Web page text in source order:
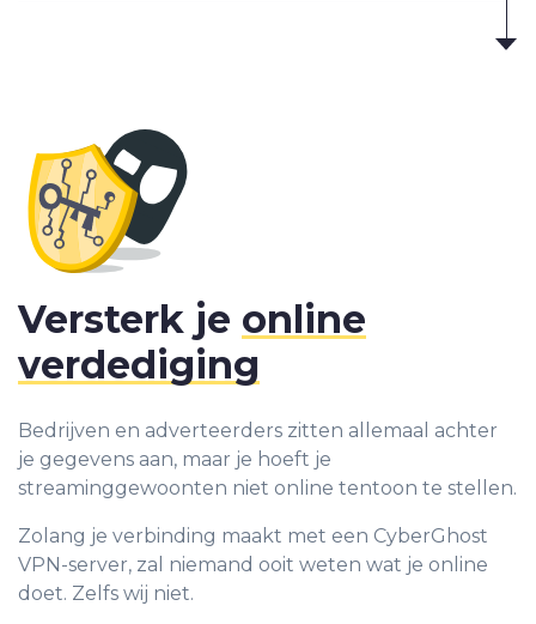
Bedrijven en adverteerders zitten allemaal achter
je gegevens aan, maar je hoeft je
streaminggewoonten niet online tentoon te stellen.
Zolang je verbinding maakt met een CyberGhost
VPN-server, zal niemand ooit weten wat je online
doet. Zelfs wij niet.
Versterk je online
verdediging